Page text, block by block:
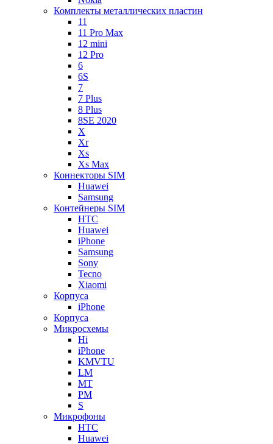
Комплекты металлических пластин
11
11 Pro Max
12 mini
12 Pro
6
6S
7
7 Plus
8 Plus
8SE 2020
X
Xr
Xs
Xs Max
Коннекторы SIM
Huawei
Samsung
Контейнеры SIM
HTC
Huawei
iPhone
Samsung
Sony
Tecno
Xiaomi
Корпуса
iPhone
Корпуса
Микросхемы
Hi
iPhone
KMVTU
LM
MT
PM
S
Микрофоны
HTC
Huawei